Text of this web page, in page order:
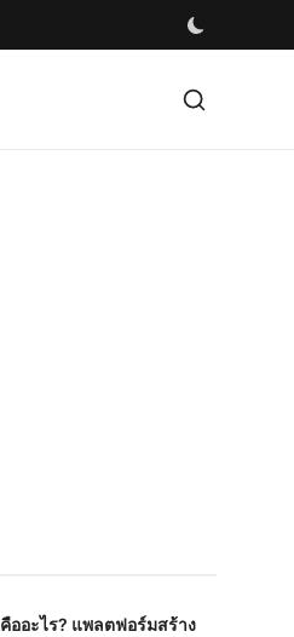
ออะไร? แพลตฟอร์มสร้าง